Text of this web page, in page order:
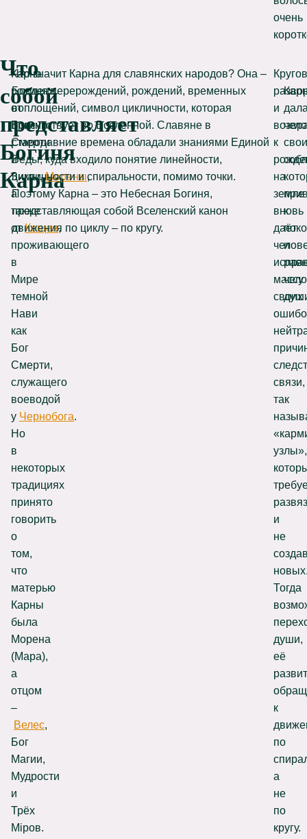
очень
Что
собой
представляет
Богиня
Карна
Карна
рождена
от
Богини
Смерти
и
Зимы,Морены,
а
также
отКощея,
проживающего
в
Мире
темной
Нави
как
Бог
Смерти,
служащего
воеводой
у Чернобога.
Но
в
некоторых
традициях
принято
говорить
о
том,
что
матерью
Карны
была
Морена
(Мара),
а
отцом
–
Велес,
Бог
Магии,
Мудрости
и
Трёх
Мiров.
Что значит Карна для славянских народов? Она –
Богиня перерождений, рождений, временных
воплощений, символ цикличности, которая
присутствует во Вселенной. Славяне в
стародавние времена обладали знаниями Единой
Веды, куда входило понятие линейности,
цикличности и спиральности, помимо точки.
Поэтому Карна – это Небесная Богиня,
представляющая собой Вселенский канон
движения по циклу – по кругу.
и
к
на
земле
вновь
даёт
массу
своих
связи,
так
узлы»,
и
не
Тогда
души,
её
к
по
а
не
по
кругу.
к
и